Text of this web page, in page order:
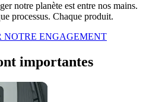
notre planète est entre nos mains.
processus. Chaque produit.
NOTRE ENGAGEMENT
importantes